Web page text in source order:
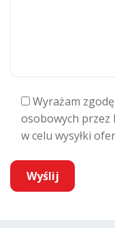
Wyrażam
osobowych przez
w celu wysyłki